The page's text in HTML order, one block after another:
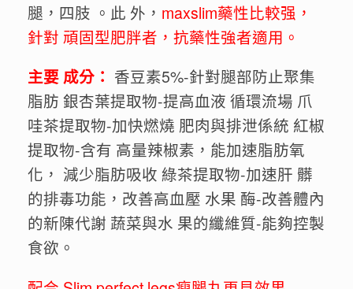
腿，四肢 。此 外， maxslim藥性比較强，
針對 頑固型肥胖者，抗藥性強者適用。
主要 成分： 香豆素5%-針對腿部防止聚集
脂肪 銀杏葉提取物-提高血液 循環流場 爪
哇茶提取物-加快燃燒 肥肉與排泄係統 紅椒
提取物-含有 高量辣椒素，能加速脂肪氧
化， 減少脂肪吸收 綠茶提取物-加速肝 髒
的排毒功能，改善高血壓 水果 酶-改善體內
的新陳代謝 蔬菜與水 果的纖維質-能夠控製
食欲。